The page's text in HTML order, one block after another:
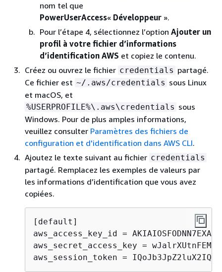
nom tel que
PowerUserAccess« Développeur ».
Pour l’étape 4, sélectionnez l’option Ajouter un
profil à votre fichier d’informations
d’identification AWS et copiez le contenu.
Créez ou ouvrez le fichier credentials partagé.
Ce fichier est ~/.aws/credentials sous Linux
et macOS, et
%USERPROFILE%\.aws\credentials sous
Windows. Pour de plus amples informations,
veuillez consulter Paramètres des fichiers de
configuration et d'identification dans AWS CLI.
Ajoutez le texte suivant au fichier credentials
partagé. Remplacez les exemples de valeurs par
les informations d’identification que vous avez
copiées.
[default]
aws_access_key_id =
aws_secret_access_key = wJalrXUtnFEMI/
aws_session_token =